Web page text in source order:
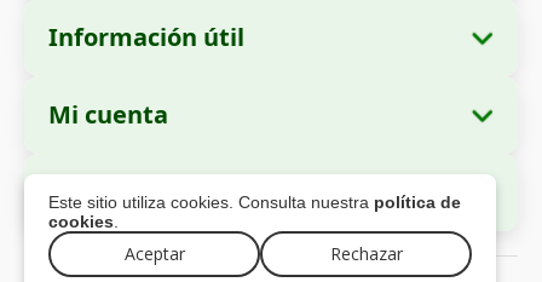
Este sitio utiliza cookies. Consulta nuestra política de
cookies
Aceptar Rechazar
Razón social:
SRL
Domicilio social:Strada Cuza Vodă nr. 97,
Sector 4, București, 040283, Rumanía
Número de Identificación Fiscal (CUI):
44237077
Información útil
Cómo realizar un pedido
Métodos de pago
Información de envío
Política de devoluciones
Mi cuenta
Mis pedidos
Datos personales
Direcciones
Pago Seguro